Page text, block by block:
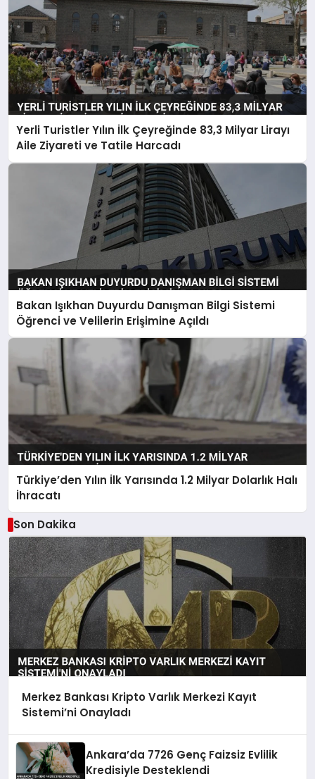
Yerli Turistler Yılın İlk Çeyreğinde 83,3 Milyar Lirayı
Aile Ziyareti ve Tatile Harcadı
Bakan Işıkhan Duyurdu Danışman Bilgi Sistemi
Öğrenci ve Velilerin Erişimine Açıldı
Türkiye’den Yılın İlk Yarısında 1.2 Milyar Dolarlık Halı
İhracatı
Son Dakika
Merkez Bankası Kripto Varlık Merkezi Kayıt
Sistemi’ni Onayladı
Ankara’da 7726 Genç Faizsiz Evlilik
Kredisiyle Desteklendi